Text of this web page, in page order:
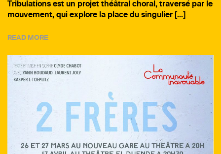
Tribulations est un projet théâtral choral, traversé par le
mouvement, qui explore la place du singulier […]
READ MORE